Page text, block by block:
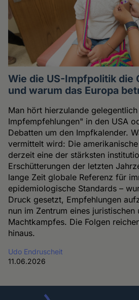
Wie die US-Impfpolitik die
und warum das Europa
Man hört hierzulande
Impfempfehlungen" in den USA
Debatten um den Impfkalender.
vermittelt wird: Die
derzeit eine der stärksten
Erschütterungen der letzten
lange Zeit globale Referenz für
epidemiologische Standards –
Druck gesetzt, Empfehlungen
nun im Zentrum eines
Machtkampfes. Die Folgen
hinaus.
Udo Endruscheit
11.06.2026